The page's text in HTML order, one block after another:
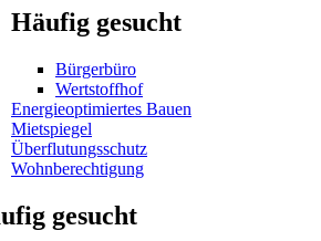
Häufig gesucht
Bürgerbüro
Wertstoffhof
Energieoptimiertes Bauen
Mietspiegel
Überflutungsschutz
Wohnberechtigung
gesucht